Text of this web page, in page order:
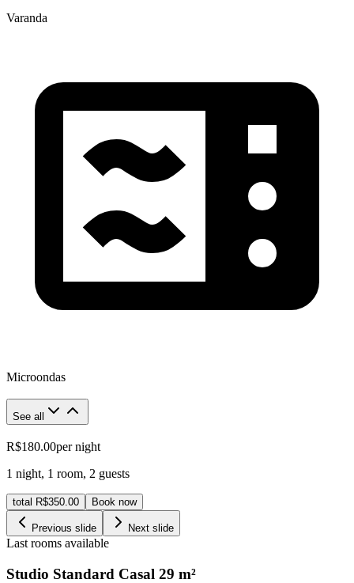
Varanda
Microondas
See all
R$180.00per night
1 night, 1 room, 2 guests
total R$350.00 Book now
Previous slide Next slide
Last rooms available
Studio Standard Casal 29 m²